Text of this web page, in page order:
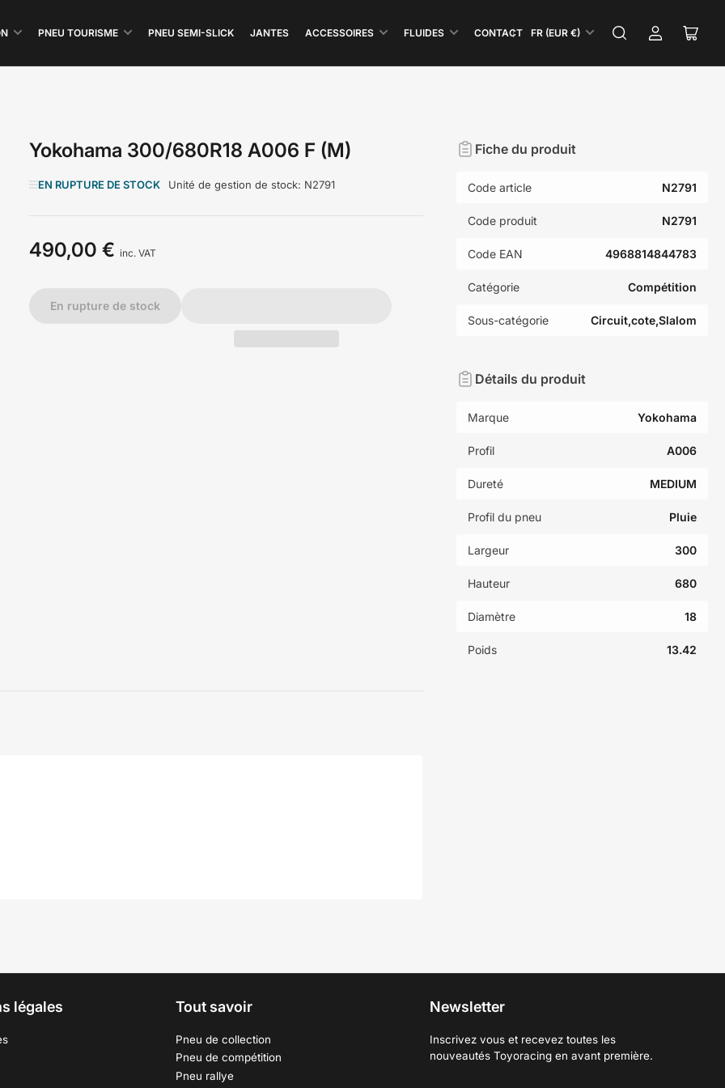
PNEU TOURISME PNEU SEMI-SLICK JANTES ACCESSOIRES FLUIDES CONTACTP
y
é
i
o
FR (EUR €)
Se
Ouvrir
Yokohama 300/680R18 A006 F (M)
EN RUPTURE DE STOCK Unité de gestion de stock: N2791
Prix
490,00 € inc. VAT
En rupture de stock
Fiche du produit
Code article N2791
Code produit N2791
Code EAN 4968814844783
Catégorie Compétition
Sous-catégorie Circuit,cote,Slalom
Détails du produit
Marque Yokohama
Profil A006
Dureté MEDIUM
Profil du pneu Pluie
Largeur 300
Hauteur 680
Diamètre 18
Poids 13.42
légales Tout savoir
Pneu de collection
Pneu de compétition
Pneu rallye
Newsletter
Inscrivez vous et recevez toutes les
nouveautés Toyoracing en avant première.